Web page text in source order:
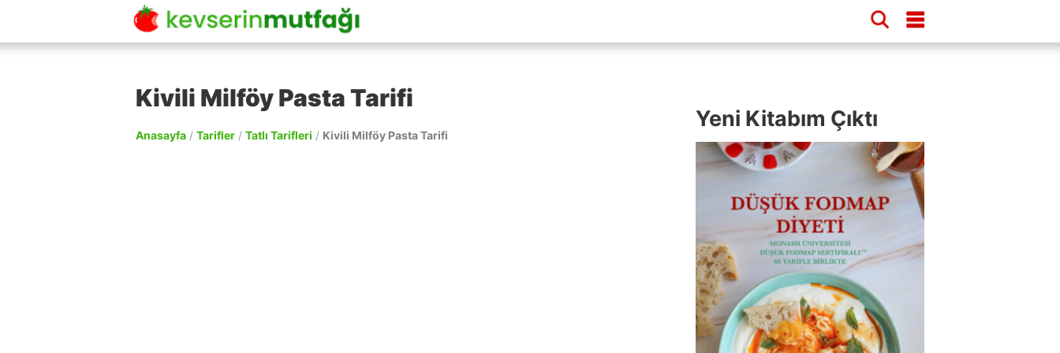
Kivili Milföy Pasta Tarifi
Anasayfa / Tarifler / Tatlı Tarifleri / Kivili Milföy Pasta Tarifi
Yeni Kitabım Çıktı